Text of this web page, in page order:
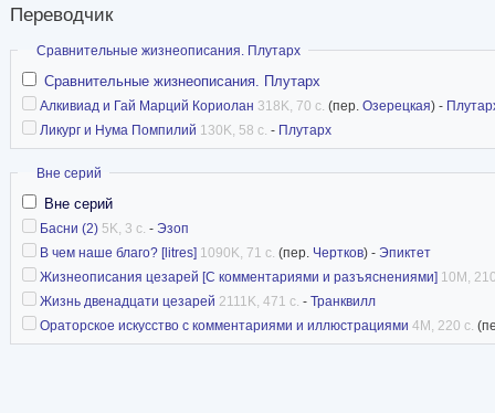
Переводчик
Скрыть
Сравнительные жизнеописания. Плутарх
Сравнительные жизнеописания. Плутарх
Алкивиад и Гай Марций Кориолан 318K, 70 с. (пер. Озерецкая) -
Ликург и Нума Помпилий 130K, 58 с. - Плутарх
Скрыть
Вне серий
Вне серий
Басни (2) 5K, 3 с. - Эзоп
В чем наше благо? [litres] 1090K, 71 с. (пер. Чертков) - Эпиктет
Жизнеописания цезарей [С комментариями и разъяснениями] 10M,
Жизнь двенадцати цезарей 2111K, 471 с. - Транквилл
Ораторское искусство с комментариями и иллюстрациями 4M, 220 с.